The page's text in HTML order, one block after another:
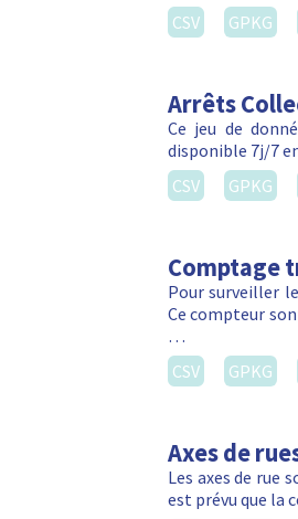
CSV
GPKG
Arrêts
Ce jeu de
disponible 7j/7
CSV
GPKG
Comptage
Pour surveiller
Ce compteur
…
CSV
GPKG
Axes de
Les axes de rue
est prévu que la